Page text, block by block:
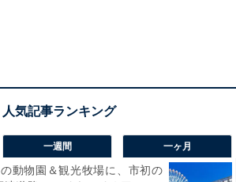
一週間 一ヶ月
の動物園＆観光牧場に、市初の